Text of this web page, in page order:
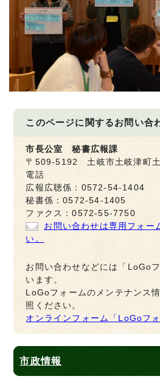
このページに関するお問い合
市長公室 秘書広報課
〒509-5192 土岐市土岐津町
電話
広報広聴係：0572-54-1404
秘書係：0572-54-1405
ファクス：0572-55-7750
お問い合わせは専用フォー
い。
お問い合わせなどには「LoGo
います。
LoGoフォームのメンテナンス
照ください。
オンラインフォーム「LoGoフ
市政情報